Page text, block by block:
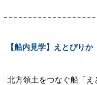
【船内見学】えとぴりか
北方領土をつなぐ船「え